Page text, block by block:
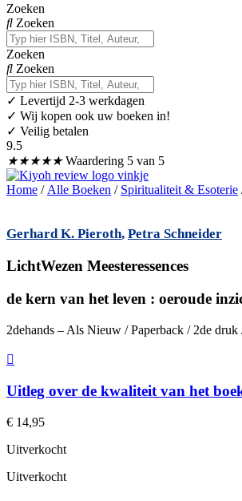
Zoeken
Zoeken
Zoeken
Zoeken
✓ Levertijd 2-3 werkdagen
✓ Wij kopen ook uw boeken in!
✓ Veilig betalen
9.5
★★★★★ Waardering 5 van 5
Home / Alle Boeken / Spiritualiteit & Esoterie
Gerhard K. Pieroth, Petra Schneider
LichtWezen Meesteressences
de kern van het leven : oeroude
2dehands – Als Nieuw / Paperback / 2de
Uitleg over de kwaliteit van het
€ 14,95
Uitverkocht
Uitverkocht